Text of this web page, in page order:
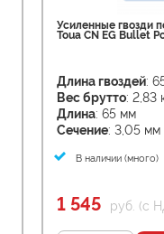
Усиленные гвозди
Toua CN EG Bullet
Длина гвоздей:
Вес брутто: 2,83
Длина: 65 мм
Сечение: 3,05 мм
В наличии (много)
1 545 руб. (с